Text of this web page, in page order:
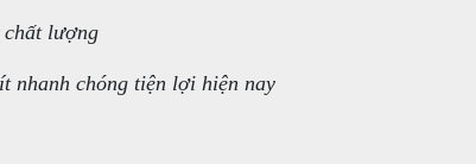
lượng
nhanh chóng tiện lợi hiện nay